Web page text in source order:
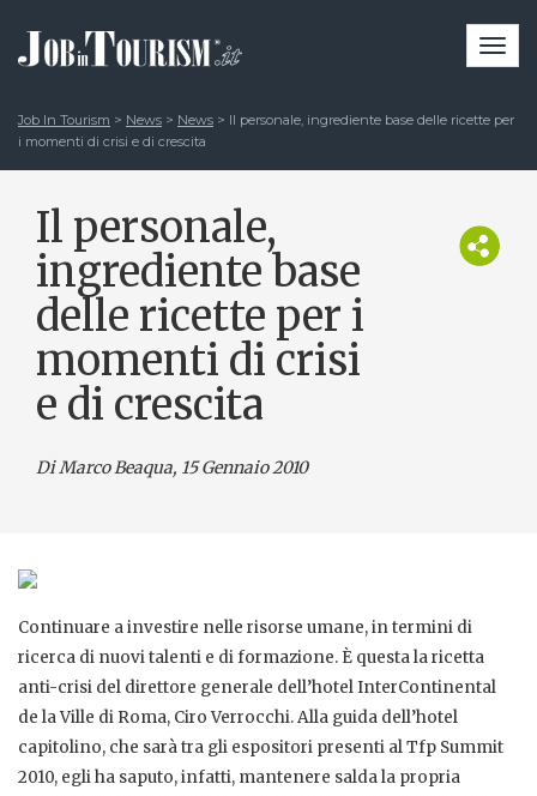
Job In Tourism > News > News > Il personale, ingrediente base delle ricette per
i momenti di crisi e di crescita
Il personale,
ingrediente base
delle ricette per i
momenti di crisi
e di crescita
Di Marco Beaqua, 15 Gennaio 2010
Continuare a investire nelle risorse umane, in termini di
ricerca di nuovi talenti e di formazione. È questa la ricetta
anti-crisi del direttore generale dell’hotel InterContinental
de la Ville di Roma, Ciro Verrocchi. Alla guida dell’hotel
capitolino, che sarà tra gli espositori presenti al Tfp Summit
2010, egli ha saputo, infatti, mantenere salda la propria